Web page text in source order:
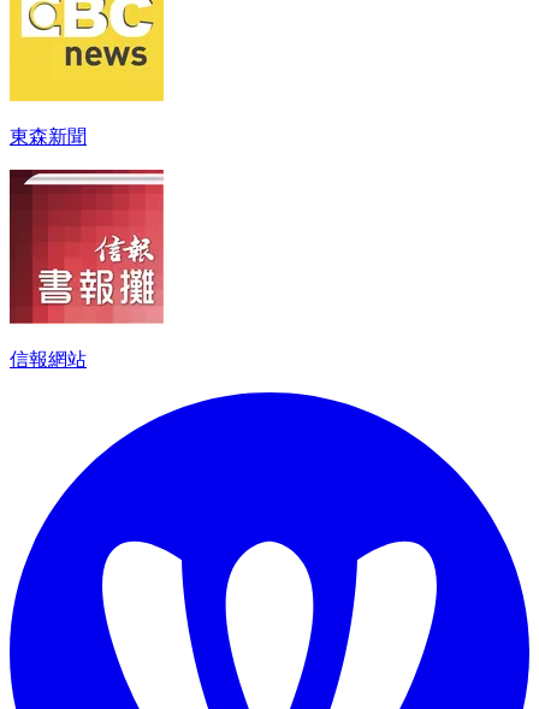
東森新聞
信報網站